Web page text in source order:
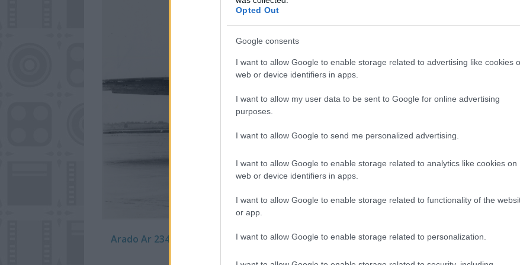
Opted Out
Google consents
I want to allow Google to enable storage related to advertising like cookies
web or device identifiers in apps.
I want to allow my user data to be sent to Google for online advertising
purposes.
I want to allow Google to send me personalized advertising.
I want to allow Google to enable storage related to analytics like cookies on
web or device identifiers in apps.
I want to allow Google to enable storage related to functionality of the
or app.
I want to allow Google to enable storage related to personalization.
Arado Ar 234-esekkel hősünk rengeteg bevetést hajtott végre (fotó: National Air